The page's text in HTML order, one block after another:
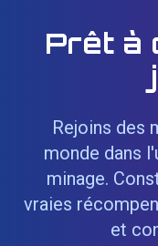
Prêt à
Rejoins des
monde dans
minage.
vraies
et